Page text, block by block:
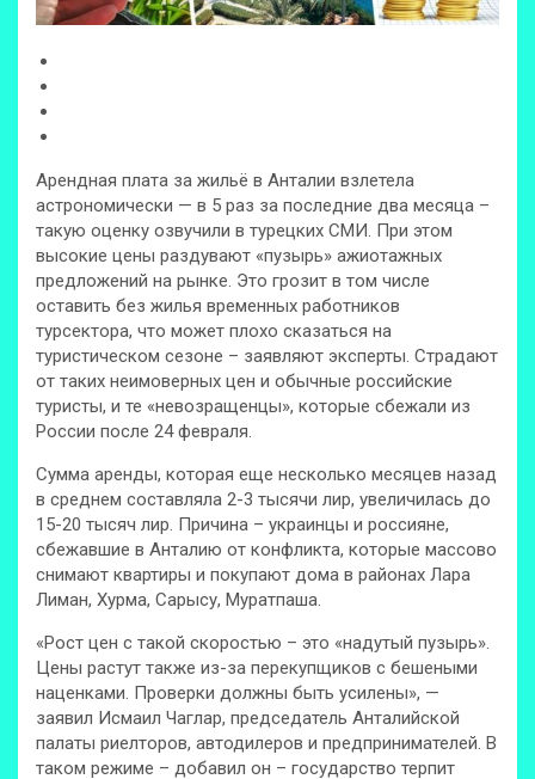
Арендная плата за жильё в Анталии взлетела
астрономически — в 5 раз за последние два месяца –
такую оценку озвучили в турецких СМИ. При этом
высокие цены раздувают «пузырь» ажиотажных
предложений на рынке. Это грозит в том числе
оставить без жилья временных работников
турсектора, что может плохо сказаться на
туристическом сезоне – заявляют эксперты. Страдают
от таких неимоверных цен и обычные российские
туристы, и те «невозращенцы», которые сбежали из
России после 24 февраля.
Сумма аренды, которая еще несколько месяцев назад
в среднем составляла 2-3 тысячи лир, увеличилась до
15-20 тысяч лир. Причина – украинцы и россияне,
сбежавшие в Анталию от конфликта, которые массово
снимают квартиры и покупают дома в районах Лара
Лиман, Хурма, Сарысу, Муратпаша.
«Рост цен с такой скоростью – это «надутый пузырь».
Цены растут также из-за перекупщиков с бешеными
наценками. Проверки должны быть усилены», —
заявил Исмаил Чаглар, председатель Анталийской
палаты риелторов, автодилеров и предпринимателей. В
таком режиме – добавил он – государство терпит